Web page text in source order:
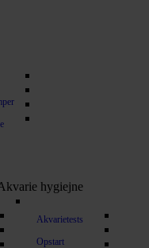
hygiejne
Akvarietests
Opstart